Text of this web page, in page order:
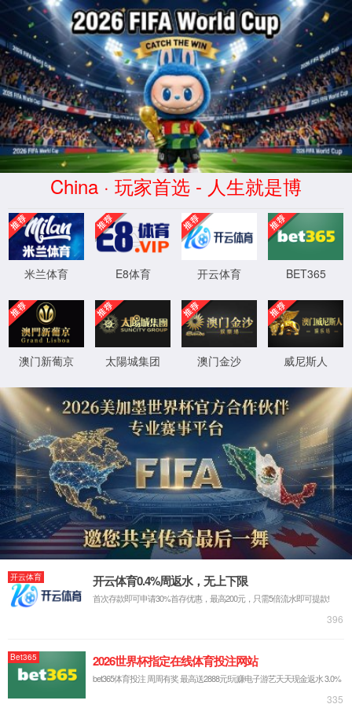
银河
1331登
录(股
份)有限
公司-官
方网站
404
很抱歉，
您访问的
页面不存
在。
返回
首页
XML
地图